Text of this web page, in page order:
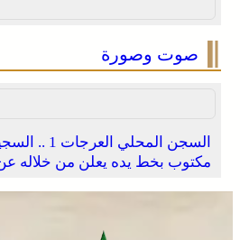
صوت وصورة
السجن
مكتوب بخط يده يعلن من خلاله